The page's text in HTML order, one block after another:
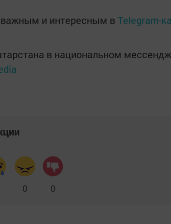
и интересным в Telegram-
в национальном
0 0